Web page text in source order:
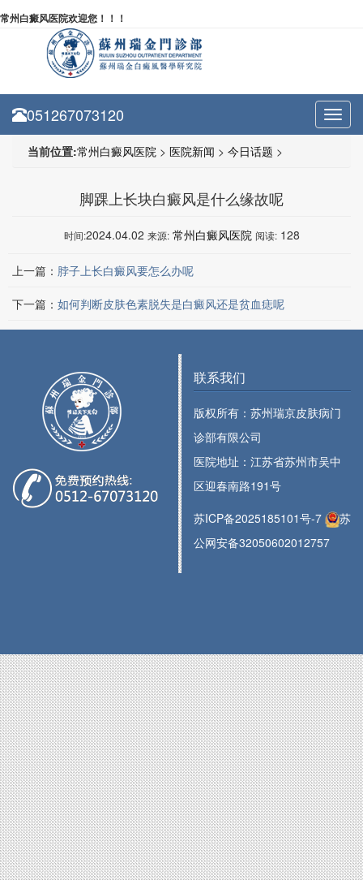
常州白癜风医院欢迎您！！！
051267073120
当前位置:常州白癜风医院 > 医院新闻 > 今日话题 >
脚踝上长块白癜风是什么缘故呢
时间:2024.04.02 来源: 常州白癜风医院 阅读: 128
上一篇： 脖子上长白癜风要怎么办呢
下一篇： 如何判断皮肤色素脱失是白癜风还是贫血痣呢
联系我们
版权所有：苏州瑞京皮肤病门
诊部有限公司
医院地址：江苏省苏州市吴中
区迎春南路191号
苏ICP备2025185101号-7
苏
公网安备32050602012757